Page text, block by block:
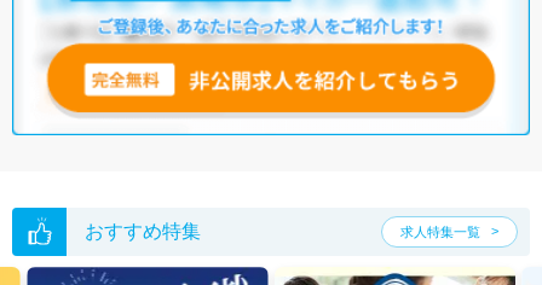
いただくか、お気軽にお問い合わせください。
全国の放射線技師求人から検索いただくことも可能です。
無料転職支援サービス
にお申し込みいただくと、ご希望条件をヒアリン
グした上で求人をご提案いたします。
ご希望条件がまだ定まっていない方は人気の希望条件をピックアップし
い。
おすすめ特集 求人特集一覧